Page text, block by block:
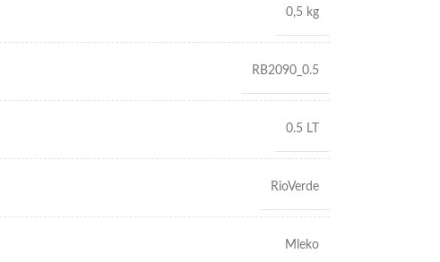
0,5 kg
RB2090_0.5
0.5 LT
RioVerde
Mleko